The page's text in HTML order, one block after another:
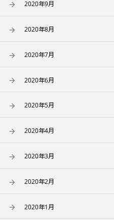
2020年9月
2020年8月
2020年7月
2020年6月
2020年5月
2020年4月
2020年3月
2020年2月
2020年1月